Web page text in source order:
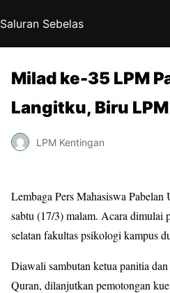
Saluran Sebelas
Milad ke-35 LPM
Langitku, Biru
LPM Kentingan
Lembaga Pers Mahasiswa Pabelan
sabtu (17/3) malam. Acara dimulai
selatan fakultas psikologi kampus
Diawali sambutan ketua panitia
Quran, dilanjutkan pemotongan